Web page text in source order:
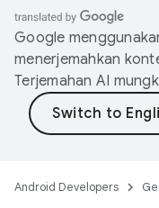
Google
menerjemahkan
Terjemahan AI
Android Developers